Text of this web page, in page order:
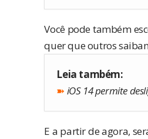
Você pode também
quer que outros
Leia também:
➽ iOS 14 permite
E a partir de agora,